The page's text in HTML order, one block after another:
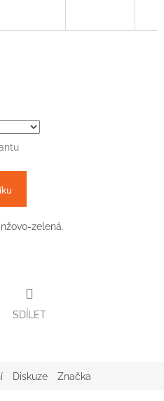
zelená.
SDÍLET
Diskuze Značka